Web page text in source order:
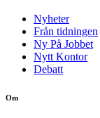
Nyheter
Från tidningen
Ny På Jobbet
Nytt Kontor
Debatt
Om